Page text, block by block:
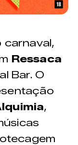
carnaval,
Ressaca
Bar. O
,